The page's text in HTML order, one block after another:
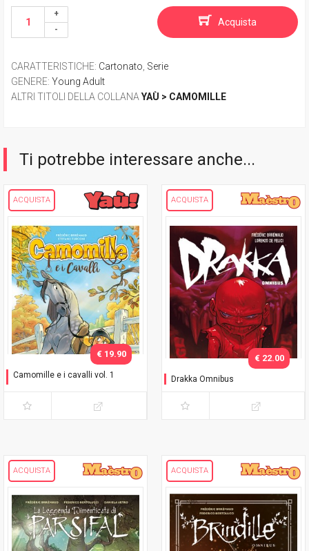
Acquista
CARATTERISTICHE: Cartonato Serie
GENERE: Young Adult
ALTRI TITOLI DELLA COLLANA YAÙ > CAMOMILLE
Ti potrebbe interessare anche...
ACQUISTA
Camomille e i cavalli vol. 1
€ 19.90
ACQUISTA
Drakka Omnibus
€ 22.00
ACQUISTA ACQUISTA